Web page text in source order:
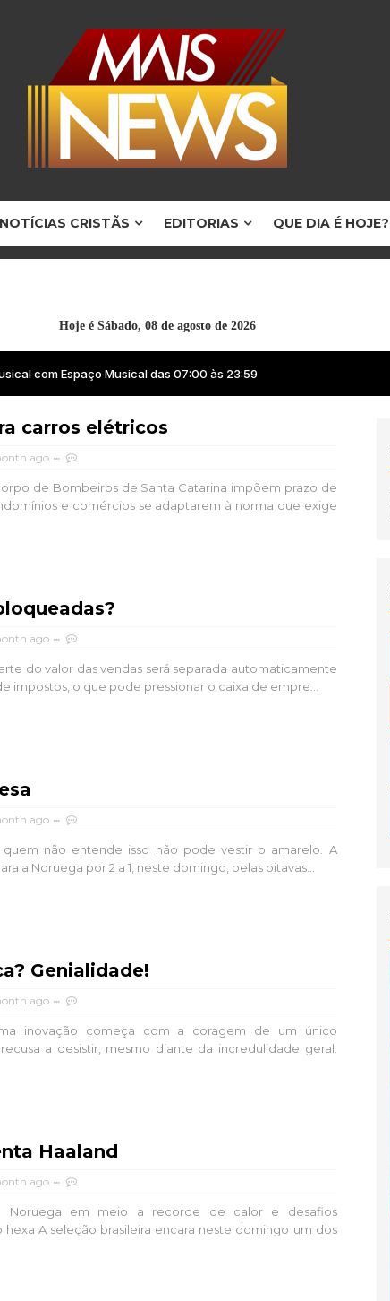
NOTÍCIAS CRISTÃS EDITORIAS QUE DIA É HOJE?
Hoje é Sábado, 08 de agosto de 2026
carros elétricos
ago
de Bombeiros de Santa Catarina impõem prazo de
e comércios se adaptarem à norma que exige
ago
do valor das vendas será separada automaticamente
impostos, o que pode pressionar o caixa de empre...
ago
quem não entende isso não pode vestir o amarelo. A
a Noruega por 2 a 1, neste domingo, pelas oitavas...
Genialidade!
ago
inovação começa com a coragem de um único
a desistir, mesmo diante da incredulidade geral.
Haaland
ago
Noruega em meio a recorde de calor e desafios
hexa A seleção brasileira encara neste domingo um dos